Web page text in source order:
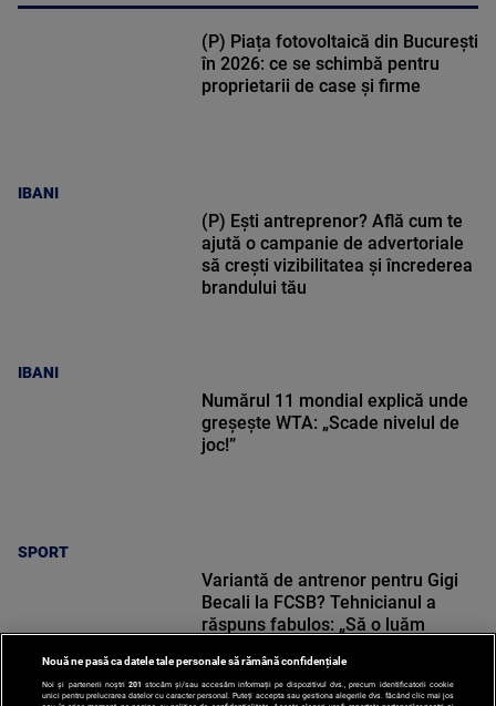
IBANI
(P) Piața fotovoltaică din București
în 2026: ce se schimbă pentru
proprietarii de case și firme
IBANI
(P) Ești antreprenor? Află cum te
ajută o campanie de advertoriale
să crești vizibilitatea și încrederea
brandului tău
SPORT
Numărul 11 mondial explică unde
greșește WTA: „Scade nivelul de
joc!”
Variantă de antrenor pentru Gigi
Becali la FCSB? Tehnicianul a
răspuns fabulos: „Să o luăm
Nouă ne pasă ca datele tale personale să rămână confidențiale
Noi și partenerii noștri 201 stocăm și/sau accesăm informații pe dispozitivul dvs., precum identificatorii cookie
unici pentru prelucrarea datelor cu caracter personal. Puteți accepta sau gestiona alegerile dvs. făcând clic mai jos